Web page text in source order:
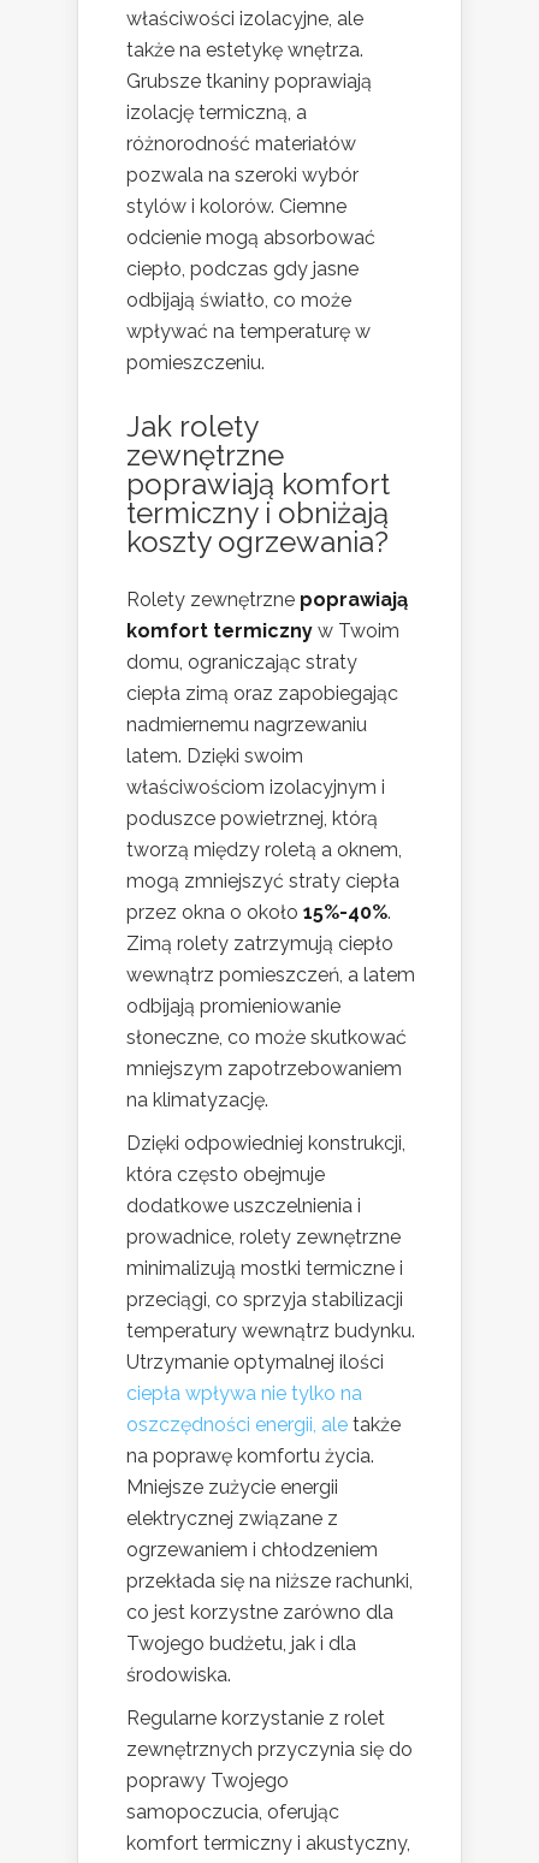
właściwości izolacyjne, ale
także na estetykę wnętrza.
Grubsze tkaniny poprawiają
izolację termiczną, a
różnorodność materiałów
pozwala na szeroki wybór
stylów i kolorów. Ciemne
odcienie mogą absorbować
ciepło, podczas gdy jasne
odbijają światło, co może
wpływać na temperaturę w
pomieszczeniu.
Jak rolety
zewnętrzne
poprawiają komfort
termiczny i obniżają
koszty ogrzewania?
Rolety zewnętrzne poprawiają
komfort termiczny w Twoim
domu, ograniczając straty
ciepła zimą oraz zapobiegając
nadmiernemu nagrzewaniu
latem. Dzięki swoim
właściwościom izolacyjnym i
poduszce powietrznej, którą
tworzą między roletą a oknem,
mogą zmniejszyć straty ciepła
przez okna o około 15%-40%.
Zimą rolety zatrzymują ciepło
wewnątrz pomieszczeń, a latem
odbijają promieniowanie
słoneczne, co może skutkować
mniejszym zapotrzebowaniem
na klimatyzację.
Dzięki odpowiedniej konstrukcji,
która często obejmuje
dodatkowe uszczelnienia i
prowadnice, rolety zewnętrzne
minimalizują mostki termiczne i
przeciągi, co sprzyja stabilizacji
temperatury wewnątrz budynku.
Utrzymanie optymalnej ilości
ciepła wpływa nie tylko na
oszczędności energii, ale także
na poprawę komfortu życia.
Mniejsze zużycie energii
elektrycznej związane z
ogrzewaniem i chłodzeniem
przekłada się na niższe rachunki,
co jest korzystne zarówno dla
Twojego budżetu, jak i dla
środowiska.
Regularne korzystanie z rolet
zewnętrznych przyczynia się do
poprawy Twojego
samopoczucia, oferując
komfort termiczny i akustyczny,